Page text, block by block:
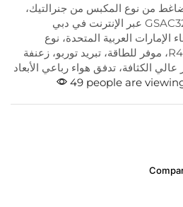
من نوع المكبس من جنرالتيك،
2.5 طن، موديل رقم GSAC32-EP10 عبر الإنترنت في دبي
العربية المتحدة، نوع
الضاغط: مكبس، المبرد: R410a، موفر للطاقة، تبريد توربو، زعنفة
الكثافة، تدفق هواء رباعي الأبعاد
49 people are